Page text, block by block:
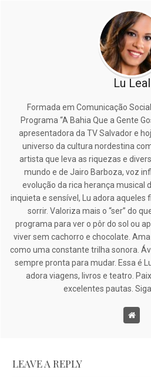
Lu Leal
Formada em Comunicação
Programa “A Bahia Que a Gente
apresentadora da TV Salvador e
universo da cultura nordestina
artista que leva as riquezas e
mundo e de Jairo Barboza, voz
evolução da rica herança musical
inquieta e sensível, Lu adora aqueles
sorrir. Valoriza mais o “ser” do
programa para ver o pôr do sol ou
viver sem cachorro e chocolate.
como uma constante trilha sonora.
sempre pronta para mudar. Essa é
adora viagens, livros e teatro.
excelentes pautas.
LEAVE A REPLY